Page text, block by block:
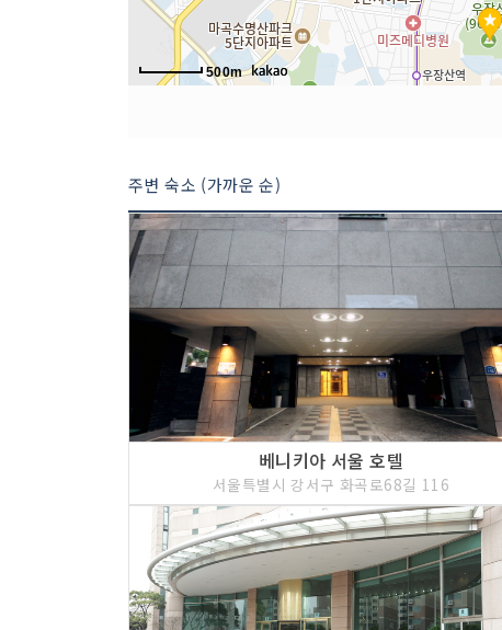
500m
주변 숙소 (가까운 순)
베니키아 서울 호텔
서울특별시 강서구 화곡로68길 116